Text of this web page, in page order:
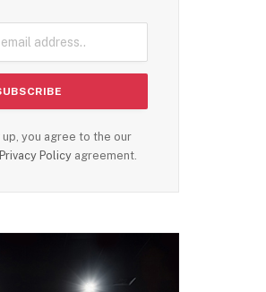
up, you agree to the our
Privacy Policyagreement.